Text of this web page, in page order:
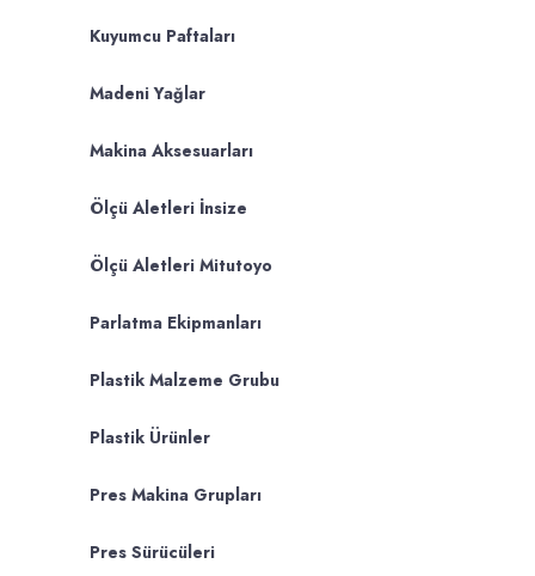
Kuyumcu Paftaları
Madeni Yağlar
Makina Aksesuarları
Ölçü Aletleri İnsize
Ölçü Aletleri Mitutoyo
Parlatma Ekipmanları
Plastik Malzeme Grubu
Plastik Ürünler
Pres Makina Grupları
Pres Sürücüleri